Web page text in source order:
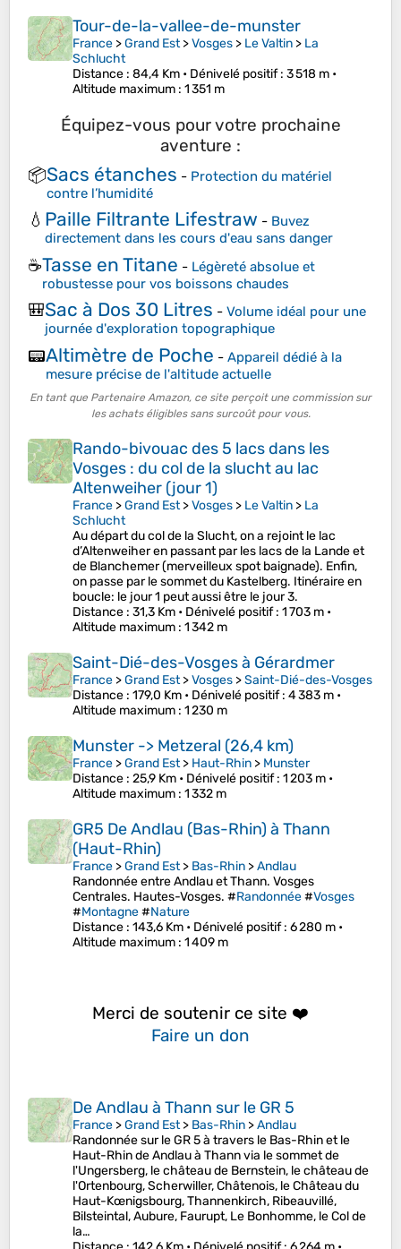
Tour-de-la-vallee-de-munster
France >Grand Est>Vosges > Le Valtin > La
Schlucht
Distance : 84,4 Km • Dénivelé positif: 3 518 m •
Altitude maximum : 1 351 m
Équipez-vous pour votre prochaine
aventure :
📦Sacs étanches - Protection du matériel
contre l’humidité
💧 Paille Filtrante Lifestraw - Buvez
directement dans les cours d'eau sans danger
☕Tasse en Titane - Légèreté absolue et
robustesse pour vos boissons chaudes
🎒Sac à Dos 30 Litres - Volume idéal pour une
journée d'exploration topographique
📟Altimètre de Poche - Appareil dédié à la
mesure précise de l'altitude actuelle
En tant que Partenaire Amazon, ce site perçoit une commission sur
les achats éligibles sans surcoût pour vous.
Rando-bivouac des 5 lacs dans les
Vosges : du col de la slucht au lac
Altenweiher (jour 1)
France >Grand Est>Vosges > Le Valtin > La
Schlucht
Au départ du col de la Slucht, on a rejoint le lac
d’Altenweiher en passant par les lacs de la Lande et
de Blanchemer (merveilleux spot baignade). Enfin,
on passe par le sommet du Kastelberg. Itinéraire en
boucle: le jour 1 peut aussi être le jour 3.
Distance : 31,3 Km • Dénivelé positif: 1 703 m •
Altitude maximum : 1 342 m
Saint-Dié-des-Vosges à Gérardmer
France >Grand Est>Vosges >Saint-Dié-des-Vosges
Distance : 179,0 Km • Dénivelé positif: 4 383 m •
Altitude maximum : 1 230 m
Munster -> Metzeral (26,4 km)
France >Grand Est> Haut-Rhin > Munster
Distance : 25,9 Km • Dénivelé positif: 1 203 m •
Altitude maximum : 1 332 m
GR5 De Andlau (Bas-Rhin) à Thann
(Haut-Rhin)
France >Grand Est> Bas-Rhin >Andlau
Randonnée entre Andlau et Thann. Vosges
Centrales. Hautes-Vosges. #Randonnée#Vosges
#Montagne#Nature
Distance : 143,6 Km • Dénivelé positif: 6 280 m •
Altitude maximum : 1 409 m
Merci de soutenir ce site ❤️
Faire un don
De Andlau à Thann sur le GR 5
France >Grand Est> Bas-Rhin >Andlau
Randonnée sur le GR 5 à travers le Bas-Rhin et le
Haut-Rhin de Andlau à Thann via le sommet de
l'Ungersberg, le château de Bernstein, le château de
l'Ortenbourg, Scherwiller, Châtenois, le Château du
Haut-Kœnigsbourg, Thannenkirch, Ribeauvillé,
Bilsteintal, Aubure, Faurupt, Le Bonhomme, le Col de
la…